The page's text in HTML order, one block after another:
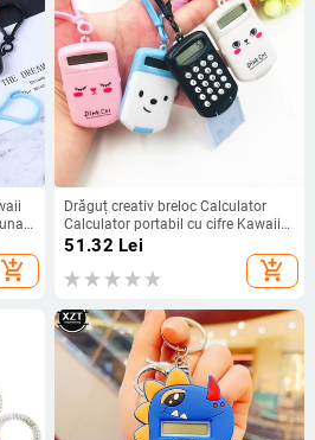
add_shopping_cart
Drăguț creativ breloc Calculator
Calculator portabil cu cifre Kawaii
Mini Calculator Buzunar
Dimensiune 8 Display Rechizite de
birou pentru desene animate
51.32 Lei
add_shopping_cart